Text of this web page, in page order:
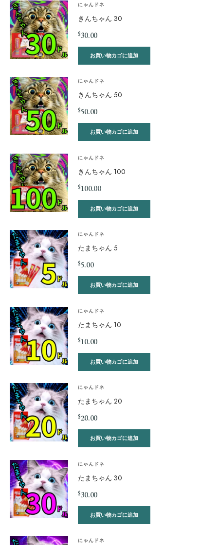
にゃんドネ
きんちゃん 30
$30.00
お買い物カゴに追加
にゃんドネ
きんちゃん 50
$50.00
お買い物カゴに追加
にゃんドネ
きんちゃん 100
$100.00
お買い物カゴに追加
にゃんドネ
たまちゃん 5
$5.00
お買い物カゴに追加
にゃんドネ
たまちゃん 10
$10.00
お買い物カゴに追加
にゃんドネ
たまちゃん 20
$20.00
お買い物カゴに追加
にゃんドネ
たまちゃん 30
$30.00
お買い物カゴに追加
にゃんドネ